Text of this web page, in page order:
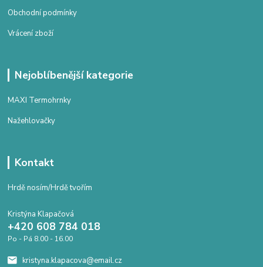
Obchodní podmínky
Vrácení zboží
Nejoblíbenější kategorie
MAXI Termohrnky
Nažehlovačky
Kontakt
Hrdě nosím/Hrdě tvořím
Kristýna Klapačová
+420 608 784 018
Po - Pá 8.00 - 16.00
kristyna.klapacova@email.cz